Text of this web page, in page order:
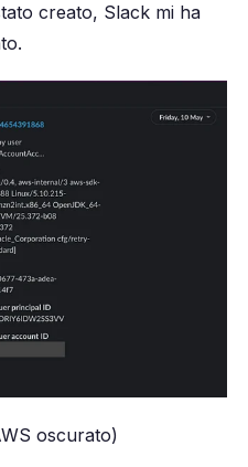
creato, Slack mi ha
oscurato)